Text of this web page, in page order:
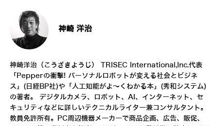
神崎 洋治
神崎洋治（こうざきようじ） TRISEC International,Inc.代表
「 Pepperの衝撃! パーソナルロボットが変える社会とビジネ
ス 」(日経BP社)や「 人工知能がよ～くわかる本 」(秀和システム)
の著者。 デジタルカメラ、ロボット、AI、インターネット、セ
キュリティなどに詳しいテクニカルライター兼コンサルタント。
教員免許所有。PC周辺機器メーカーで商品企画、広告、販促、